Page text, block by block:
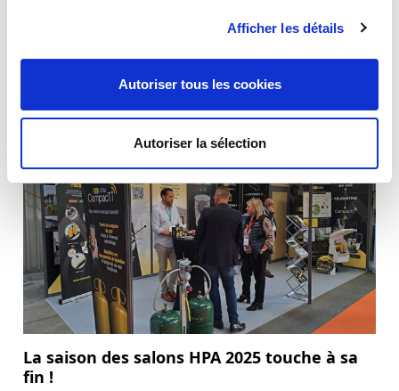
Afficher les détails
Autoriser tous les cookies
Autoriser la sélection
La réglementation gaz évolue : elle impose désormais
l’utilisation d'un ensemble ROAI Butane-Propane +
Flexible Butane-Propane,…
La saison des salons HPA 2025 touche à sa
fin !